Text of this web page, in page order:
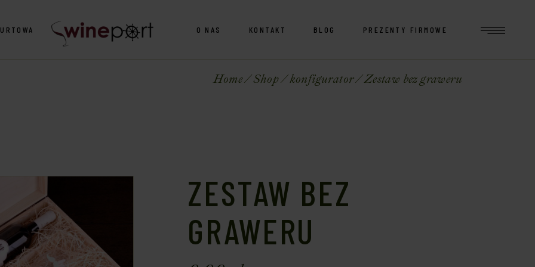
O NAS KONTAKT BLOG PREZENTY FIRMOWE
Home Shop konfigurator Zestaw bez graweru
ZESTAW BEZ
GRAWERU